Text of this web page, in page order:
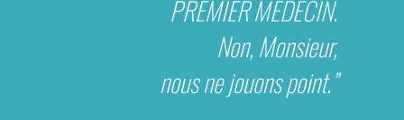
PREMIER MÉDECIN.
Non, Monsieur,
nous ne jouons point.”